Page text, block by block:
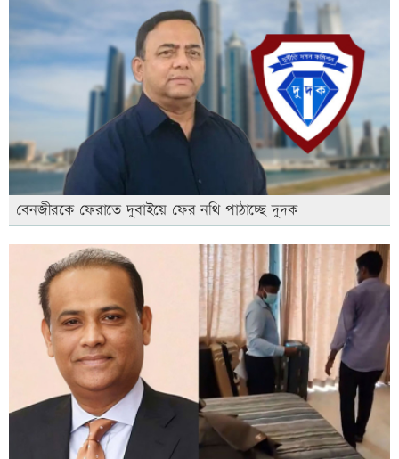
বেনজীরকে ফেরাতে দুবাইয়ে ফের নথি পাঠাচ্ছে দুদক